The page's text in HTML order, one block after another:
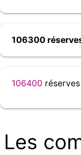
106300
106400
Les